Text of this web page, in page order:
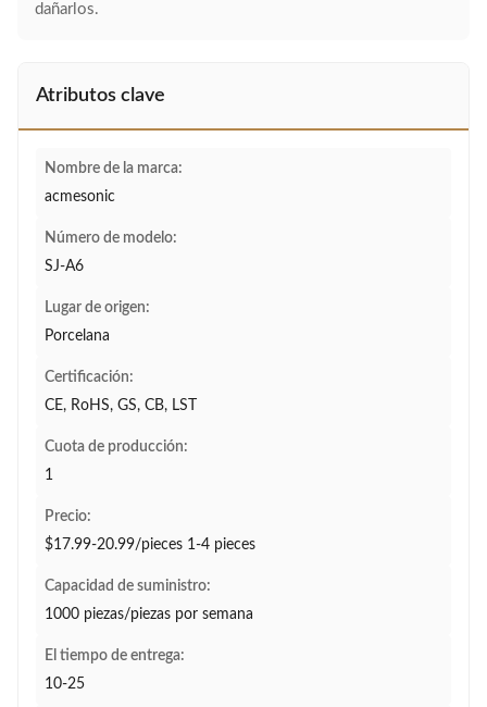
dañarlos.
Atributos clave
Nombre de la marca:
acmesonic
Número de modelo:
SJ-A6
Lugar de origen:
Porcelana
Certificación:
CE, RoHS, GS, CB, LST
Cuota de producción:
1
Precio:
$17.99-20.99/pieces 1-4 pieces
Capacidad de suministro:
1000 piezas/piezas por semana
El tiempo de entrega:
10-25